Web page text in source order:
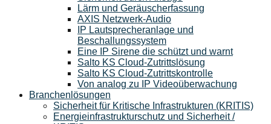
Lärm und Geräuscherfassung
AXIS Netzwerk-Audio
IP Lautsprecheranlage und
Beschallungssystem
Eine IP Sirene die schützt und warnt
Salto KS Cloud-Zutrittslösung
Salto KS Cloud-Zutrittskontrolle
Von analog zu IP Videoüberwachung
Branchenlösungen
Sicherheit für Kritische Infrastrukturen (KRITIS)
Energieinfrastrukturschutz und Sicherheit /